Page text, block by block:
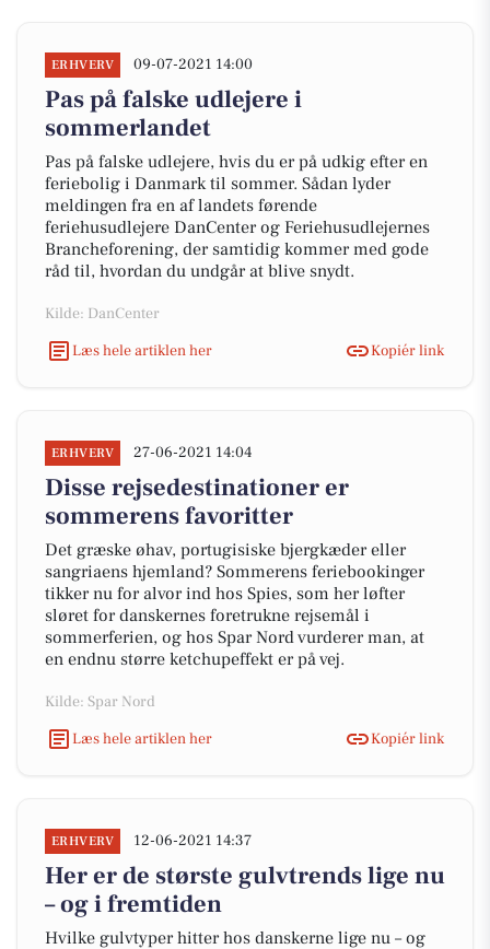
ERHVERV 09-07-2021 14:00
Pas på falske udlejere i
sommerlandet
Pas på falske udlejere, hvis du er på udkig efter en
feriebolig i Danmark til sommer. Sådan lyder
meldingen fra en af landets førende
feriehusudlejere DanCenter og Feriehusudlejernes
Brancheforening, der samtidig kommer med gode
råd til, hvordan du undgår at blive snydt.
Kilde: DanCenter
Læs hele artiklen her
Kopiér link
ERHVERV 27-06-2021 14:04
Disse rejsedestinationer er
sommerens favoritter
Det græske øhav, portugisiske bjergkæder eller
sangriaens hjemland? Sommerens feriebookinger
tikker nu for alvor ind hos Spies, som her løfter
sløret for danskernes foretrukne rejsemål i
sommerferien, og hos Spar Nord vurderer man, at
en endnu større ketchupeffekt er på vej.
Kilde: Spar Nord
Læs hele artiklen her
Kopiér link
ERHVERV 12-06-2021 14:37
Her er de største gulvtrends lige nu
– og i fremtiden
Hvilke gulvtyper hitter hos danskerne lige nu – og